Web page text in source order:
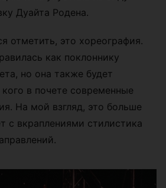
Дуайта Родена.
отметить, это хореография.
как поклоннику
но она также будет
в почете современные
На мой взгляд, это больше
с вкраплениями стилистика